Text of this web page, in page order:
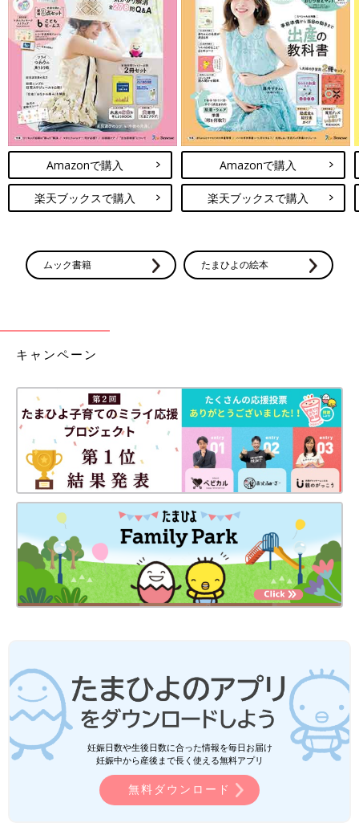
Amazonで購入
楽天ブックスで購入
Amazonで購入
楽天ブックスで購入
ムック書籍 たまひよの絵本
キャンペーン
妊娠日数や生後日数に合った情報を毎日お届け
妊娠中から産後まで長く使える無料アプリ
無料ダウンロード